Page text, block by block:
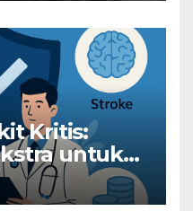
Kritis:
untuk